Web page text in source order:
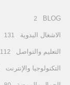
BLOG
2
الاشغال اليدوية 131
التعليم والتواصل 112
التكنولوجيا والإنترنت